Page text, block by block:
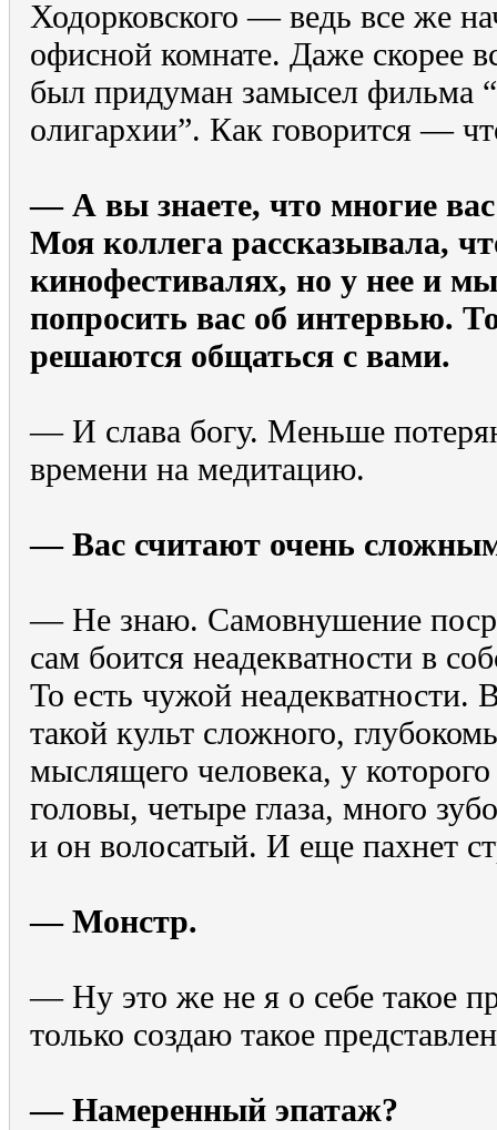
Ходорковского — ведь все же
офисной комнате. Даже скорее
был придуман замысел фильма
олигархии”. Как говорится —
— А вы знаете, что многие
Моя коллега рассказывала,
кинофестивалях, но у нее и
попросить вас об интервью.
решаются общаться с вами.
— И слава богу. Меньше
времени на медитацию.
— Вас считают очень
— Не знаю. Самовнушение
сам боится неадекватности в
То есть чужой неадекватности.
такой культ сложного,
мыслящего человека, у
головы, четыре глаза, много
и он волосатый. И еще пахнет
— Монстр.
— Ну это же не я о себе такое
только создаю такое
— Намеренный эпатаж?